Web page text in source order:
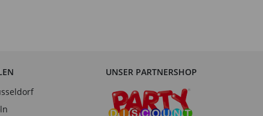
UNSER PARTNERSHOP